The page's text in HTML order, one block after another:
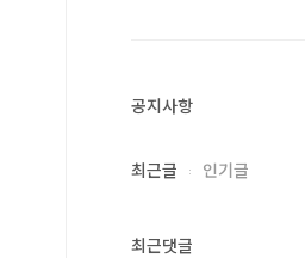
공지사항
최근글 인기글
최근댓글